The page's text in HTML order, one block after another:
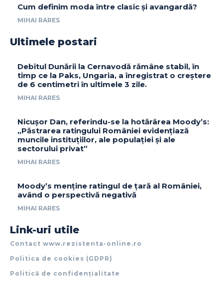
Cum definim moda între clasic și avangardă?
MIHAI RARES
Ultimele postari
Debitul Dunării la Cernavodă rămâne stabil, în
timp ce la Paks, Ungaria, a înregistrat o creștere
de 6 centimetri în ultimele 3 zile.
MIHAI RARES
Nicușor Dan, referindu-se la hotărârea Moody’s:
„Păstrarea ratingului României evidențiază
muncile instituțiilor, ale populației și ale
sectorului privat”
MIHAI RARES
Moody’s menține ratingul de țară al României,
având o perspectivă negativă
MIHAI RARES
Link-uri utile
Contact www.rezistenta-online.ro
Politica de cookies (GDPR)
Politică de confidențialitate